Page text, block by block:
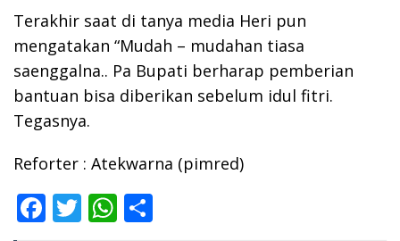
Terakhir saat di tanya media Heri pun
mengatakan “Mudah – mudahan tiasa
saenggalna.. Pa Bupati berharap pemberian
bantuan bisa diberikan sebelum idul fitri.
Tegasnya.
Reforter : Atekwarna (pimred)
F T W